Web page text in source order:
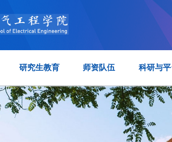
研究生教育 师资队伍 科研与平